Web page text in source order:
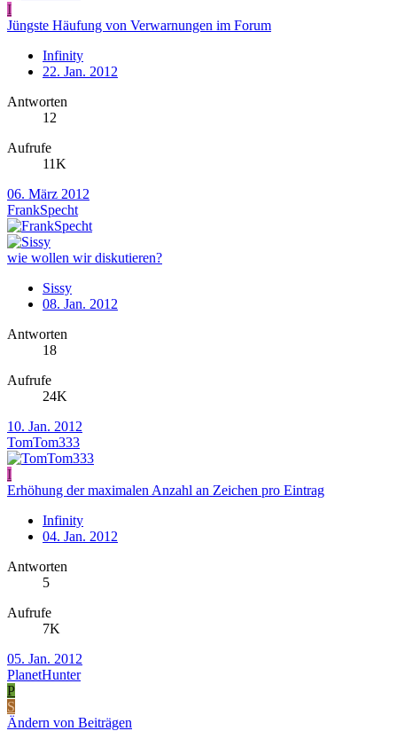
I
Jüngste Häufung von Verwarnungen im Forum
Infinity
22. Jan. 2012
Antworten
12
Aufrufe
11K
06. März 2012
FrankSpecht
wie wollen wir diskutieren?
Sissy
08. Jan. 2012
Antworten
18
Aufrufe
24K
10. Jan. 2012
TomTom333
I
Erhöhung der maximalen Anzahl an Zeichen pro Eintrag
Infinity
04. Jan. 2012
Antworten
5
Aufrufe
7K
05. Jan. 2012
PlanetHunter
P
S
Ändern von Beiträgen